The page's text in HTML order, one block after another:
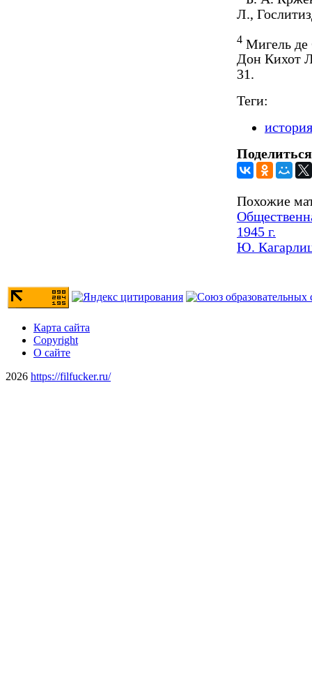
Л.,
4 Мигель де
Дон Кихот
31.
Теги:
Похожие
1945 г.
Ю.
Карта сайта
Copyright
О сайте
2026 https://filfucker.ru/